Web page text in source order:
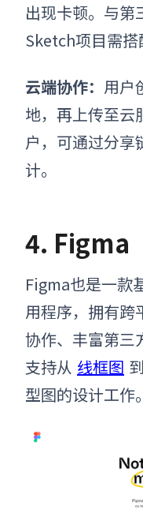
出现卡顿。与第
Sketch项目需搭
云端协作： 用户
地，再上传至
户，可通过分享
计。
4. Figma
Figma也是一款
用程序，拥有跨
协作、丰富第三
支持从 线框图
型图的设计工作。